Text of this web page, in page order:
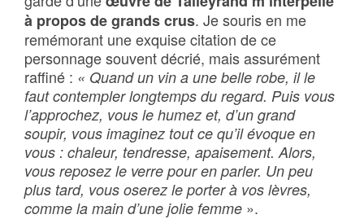
à propos de grands crus. Je souris en me
remémorant une exquise citation de ce
personnage souvent décrié, mais assurément
raffiné : « Quand un vin a une belle robe, il le
faut contempler longtemps du regard. Puis vous
l’approchez, vous le humez et, d’un grand
soupir, vous imaginez tout ce qu’il évoque en
vous : chaleur, tendresse, apaisement. Alors,
vous reposez le verre pour en parler. Un peu
plus tard, vous oserez le porter à vos lèvres,
comme la main d’une jolie femme ».